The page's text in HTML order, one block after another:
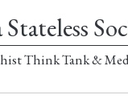
Think Tank &